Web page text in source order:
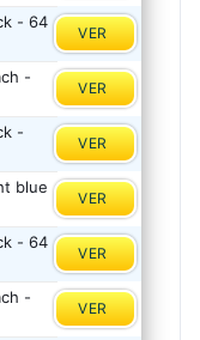
- 64
VER
-
VER
-
VER
blue
VER
- 64
VER
-
VER